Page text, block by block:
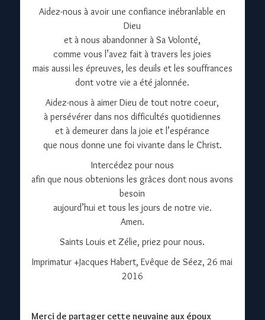
Aidez-nous à avoir une confiance inébranlable en
Dieu
et à nous abandonner à Sa Volonté,
comme vous l’avez fait à travers les joies
mais aussi les épreuves, les deuils et les souffrances
dont votre vie a été jalonnée.
Aidez-nous à aimer Dieu de tout notre coeur,
à persévérer dans nos difficultés quotidiennes
et à demeurer dans la joie et l’espérance
que nous donne une foi vivante dans le Christ.
Intercédez pour nous
afin que nous obtenions les grâces dont nous avons
besoin
aujourd’hui et tous les jours de notre vie.
Amen.
Saints Louis et Zélie, priez pour nous.
Imprimatur +Jacques Habert, Evêque de Séez, 26 mai
2016
Merci de partager cette neuvaine aux époux